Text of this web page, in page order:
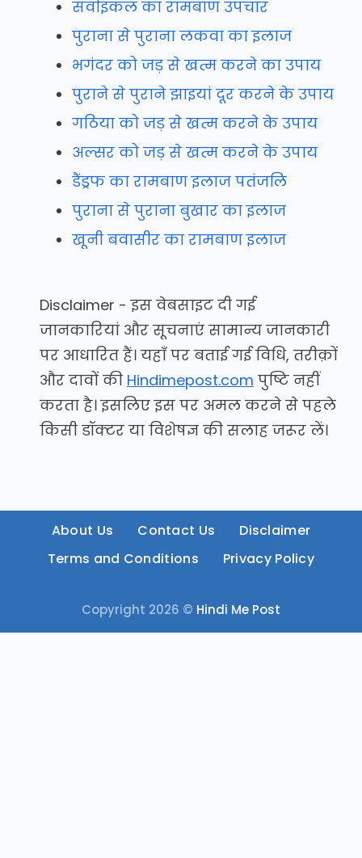
सर्वाइकल का रामबाण उपचार
पुराना से पुराना लकवा का इलाज
भगंदर को जड़ से खत्म करने का उपाय
पुराने से पुराने झाइयां दूर करने के उपाय
गठिया को जड़ से खत्म करने के उपाय
अल्सर को जड़ से खत्म करने के उपाय
डैंड्रफ का रामबाण इलाज पतंजलि
पुराना से पुराना बुखार का इलाज
खूनी बवासीर का रामबाण इलाज
Disclaimer - इस वेबसाइट दी गई
जानकारियां और सूचनाएं सामान्य जानकारी
पर आधारित हैं। यहाँ पर बताई गई विधि, तरीक़ों
और दावों की Hindimepost.com पुष्टि नहीं
करता है। इसलिए इस पर अमल करने से पहले
किसी डॉक्टर या विशेषज्ञ की सलाह जरूर लें।
About Us Contact Us
Disclaimer
Terms and Conditions
Privacy Policy
Copyright 2026 © Hindi Me Post